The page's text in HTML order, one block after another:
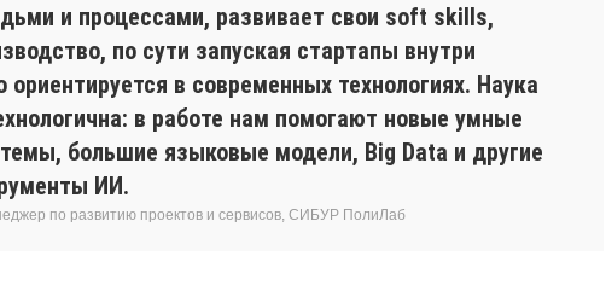
и процессами, развивает свои soft skills,
по сути запуская стартапы внутри
в современных технологиях. Наука
в работе нам помогают новые умные
большие языковые модели, Big Data и другие
ИИ.
по развитию проектов и сервисов, СИБУР ПолиЛаб